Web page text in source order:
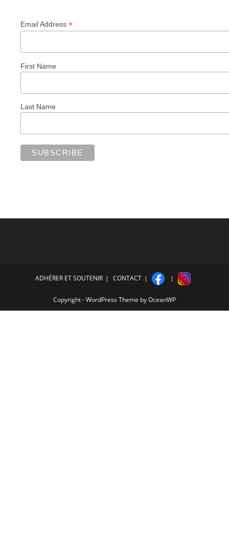
Email Address*
First Name
Last Name
ADHÉRER ET SOUTENIR CONTACT
Copyright - WordPress Theme by OceanWP